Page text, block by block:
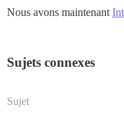
Nous avons maintenant
Sujets connexes
Sujet